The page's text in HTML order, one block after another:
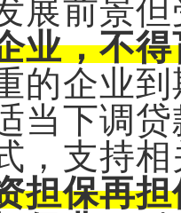
展前景
业，不
的企业
当下调
，支持
担保再